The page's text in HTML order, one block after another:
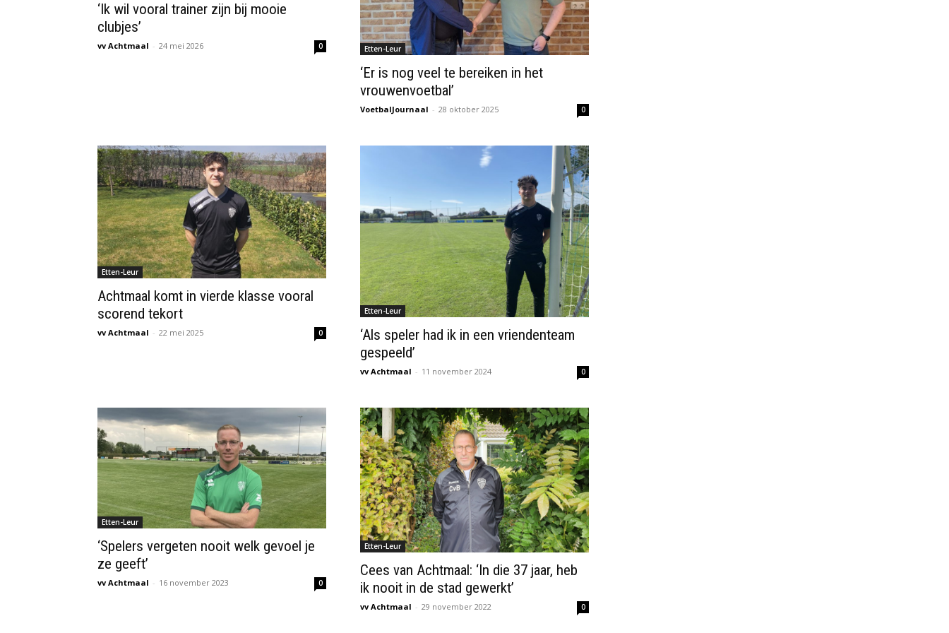
‘Ik wil vooral trainer zijn bij mooie
clubjes’
vv Achtmaal - 24 mei 2026 0 Etten-Leur
‘Er is nog veel te bereiken in het
vrouwenvoetbal’
VoetbalJournaal - 28 oktober 2025 0
Etten-Leur
Achtmaal komt in vierde klasse vooral
scorend tekort
vv Achtmaal - 22 mei 2025 0
Etten-Leur
‘Als speler had ik in een vriendenteam
gespeeld’
vv Achtmaal - 11 november 2024 0
Etten-Leur
‘Spelers vergeten nooit welk gevoel je
ze geeft’
vv Achtmaal - 16 november 2023 0
Etten-Leur
Cees van Achtmaal: ‘In die 37 jaar, heb
ik nooit in de stad gewerkt’
vv Achtmaal - 29 november 2022 0